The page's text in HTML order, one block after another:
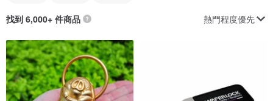
找到 6,000+ 件商品 熱門程度優先